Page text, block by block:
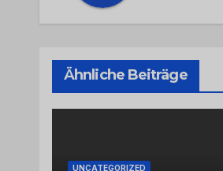
Ähnliche Beiträge
UNCATEGORIZED